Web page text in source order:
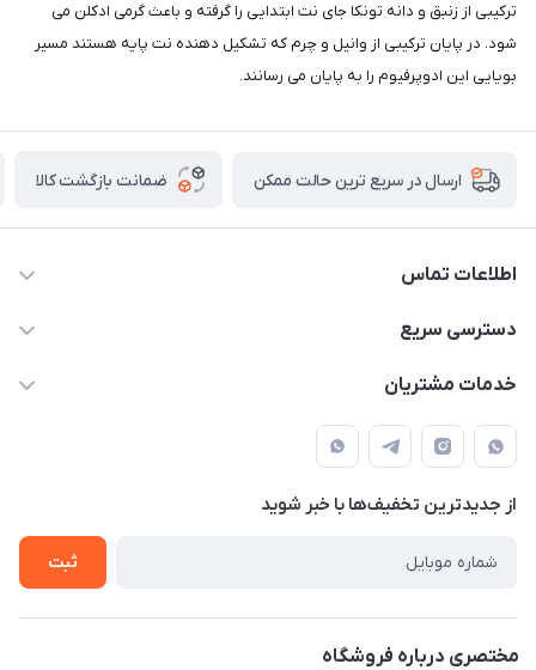
ترکیبی از زنبق و دانه تونکا جای نت ابتدایی را گرفته و باعث گرمی ادکلن می
شود. در پایان ترکیبی از وانیل و چرم که تشکیل دهنده نت پایه هستند مسیر
بویایی این ادوپرفیوم را به پایان می رسانند.
ارسال در سریع ترین حالت ممکن ضمانت بازگشت کالا
اطلاعات تماس
09387538030
دهقانی
دسترسی سریع
حساب کاربری
لیست محصولات
درباره ما
خدمات مشتریان
قوانین و مقررات
حریم خصوصی
راهنما
از جدید‌ترین تخفیف‌ها با‌ خبر شوید
ثبت
مختصری درباره فروشگاه